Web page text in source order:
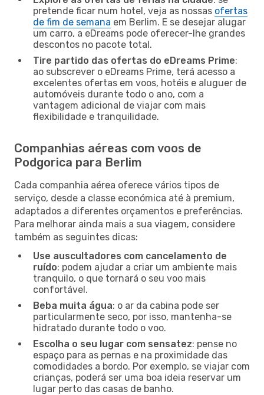
pretende ficar num hotel, veja as nossas ofertas
de fim de semana em Berlim. E se desejar alugar
um carro, a eDreams pode oferecer-lhe grandes
descontos no pacote total.
Tire partido das ofertas do eDreams Prime:
ao subscrever o eDreams Prime, terá acesso a
excelentes ofertas em voos, hotéis e aluguer de
automóveis durante todo o ano, com a
vantagem adicional de viajar com mais
flexibilidade e tranquilidade.
Companhias aéreas com voos de
Podgorica para Berlim
Cada companhia aérea oferece vários tipos de
serviço, desde a classe económica até à premium,
adaptados a diferentes orçamentos e preferências.
Para melhorar ainda mais a sua viagem, considere
também as seguintes dicas:
Use auscultadores com cancelamento de
ruído: podem ajudar a criar um ambiente mais
tranquilo, o que tornará o seu voo mais
confortável.
Beba muita água: o ar da cabina pode ser
particularmente seco, por isso, mantenha-se
hidratado durante todo o voo.
Escolha o seu lugar com sensatez: pense no
espaço para as pernas e na proximidade das
comodidades a bordo. Por exemplo, se viajar com
crianças, poderá ser uma boa ideia reservar um
lugar perto das casas de banho.